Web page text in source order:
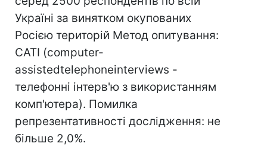
Україні за винятком окупованих
Росією територій Метод опитування:
CATI (computer-
assistedtelephoneinterviews -
телефонні інтерв'ю з використанням
комп'ютера). Помилка
репрезентативності дослідження: не
більше 2,0%.